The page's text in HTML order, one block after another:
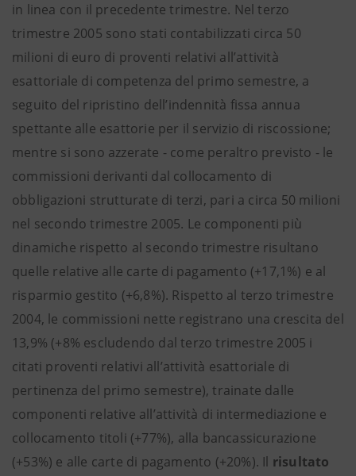
in linea con il precedente trimestre. Nel terzo
trimestre 2005 sono stati contabilizzati circa 50
milioni di euro di proventi relativi all’attività
esattoriale di competenza del primo semestre, a
seguito del ripristino dell’indennità fissa annua
spettante alle esattorie per il servizio di riscossione;
mentre si sono azzerate - come peraltro previsto - le
commissioni derivanti dal collocamento di
obbligazioni strutturate di terzi, pari a circa 50 milioni
nel secondo trimestre 2005. Le componenti più
dinamiche rispetto al secondo trimestre risultano
quelle relative alle carte di pagamento (+17,1%) e al
risparmio gestito (+6,8%). Rispetto al terzo trimestre
2004, le commissioni nette registrano una crescita del
13,9% (+8% escludendo dal terzo trimestre 2005 i
citati proventi relativi all’attività esattoriale di
pertinenza del primo semestre), trainate dalle
componenti relative all’attività di intermediazione e
collocamento titoli (+77%), alla bancassicurazione
(+53%) e alle carte di pagamento (+20%). Il risultato